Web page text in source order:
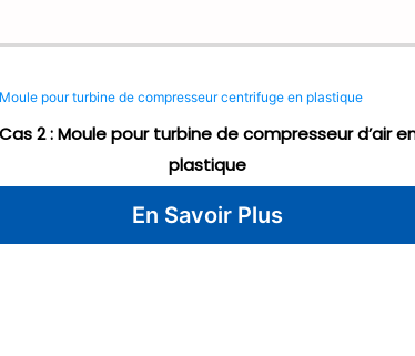
Cas 2 : Moule pour turbine de compresseur d’air
plastique
En Savoir Plus